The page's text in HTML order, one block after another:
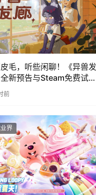
毛，听些闲聊！《异兽发
新预告与Steam免费试玩
前
界